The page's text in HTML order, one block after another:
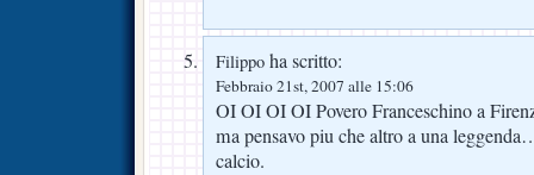
Filippo ha scritto:
Febbraio 21st, 2007 alle 15:06
OI OI OI OI Povero Franceschino a
ma pensavo piu che altro a una
calcio.